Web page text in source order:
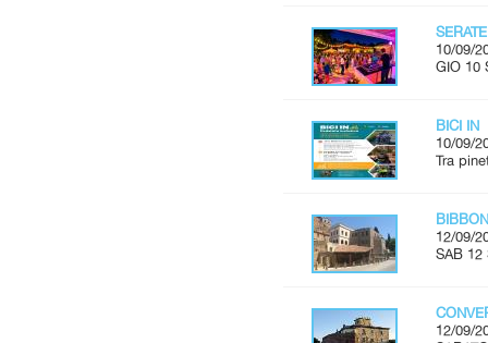
10/09/
GIO 10
BICI IN
10/09/
Tra
12/09/
SAB 12
12/09/